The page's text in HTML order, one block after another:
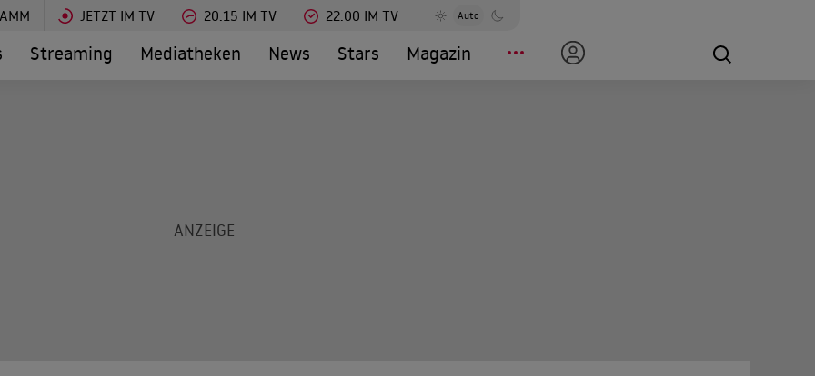
JETZT IM TV 20:15 IM TV 22:00 IM TV Auto
Streaming Mediatheken News Stars Magazin